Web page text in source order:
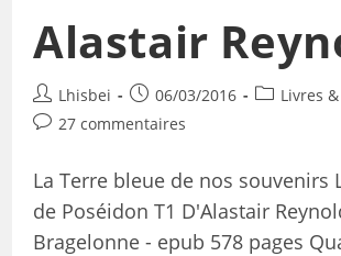
Alastair
Lhisbei 06/03/2016
Livres
27 commentaires
La Terre bleue de nos souvenirs
de Poséidon T1 D'Alastair
Bragelonne - epub 578 pages